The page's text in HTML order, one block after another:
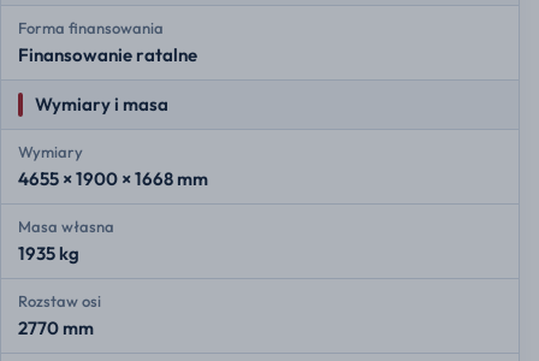
Forma finansowania
Finansowanie ratalne
Wymiary i masa
Wymiary
4655 × 1900 × 1668 mm
Masa własna
1935 kg
Rozstaw osi
2770 mm